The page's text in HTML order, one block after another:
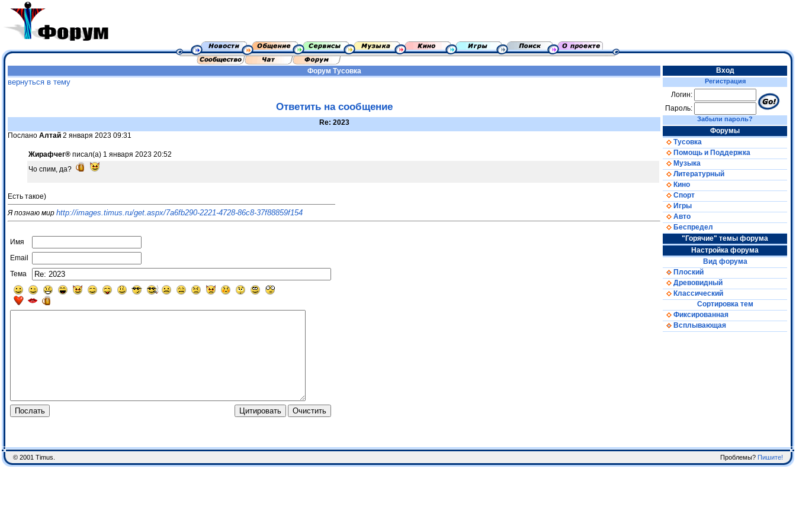
Форум Тусовка
вернуться в тему
Ответить на сообщение
Re: 2023
Послано Алтай 2 января 2023 09:31
Жирафчег® писал(а) 1 января 2023 20:52
Чо спим, да?
Есть такое)
Я познаю мир http://images.timus.ru/get.aspx/7a6fb290-2221-4728-86c8-37f88859f154
Имя
Email
Тема
Вход
Регистрация
Логин:
Пароль:
Забыли пароль?
Форумы
Тусовка
Помощь и Поддержка
Музыка
Литературный
Кино
Спорт
Игры
Авто
Беспредел
"Горячие" темы форума
Настройка форума
Вид форума
Плоский
Древовидный
Классический
Сортировка тем
Фиксированная
Всплывающая
© 2001 Timus. Проблемы? Пишите!